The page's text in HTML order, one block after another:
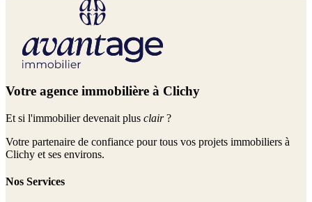
Votre agence immobilière à Clichy
Et si l'immobilier devenait plus clair?
Votre partenaire de confiance pour tous vos projets immobiliers à
Clichy et ses environs.
Nos Services